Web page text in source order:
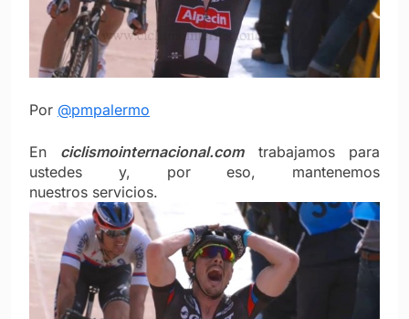
Por @pmpalermo
En ciclismointernacional.comtrabajamos para
ustedes y, por eso, mantenemos
nuestros servicios.